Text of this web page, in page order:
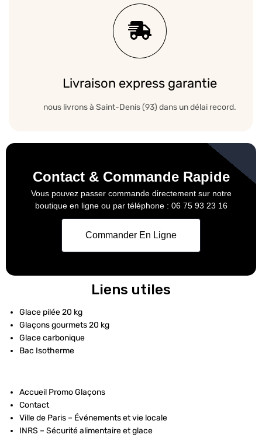
Livraison express garantie
nous livrons à Saint-Denis (93) dans un délai record.
Contact & Commande Rapide
Vous pouvez passer commande directement sur notre
boutique en ligne ou par téléphone : 06 75 93 23 16
Commander En Ligne
Liens utiles
Glace pilée 20 kg
Glaçons gourmets 20 kg
Glace carbonique
Bac Isotherme
Accueil Promo Glaçons
Contact
Ville de Paris – Événements et vie locale
INRS – Sécurité alimentaire et glace